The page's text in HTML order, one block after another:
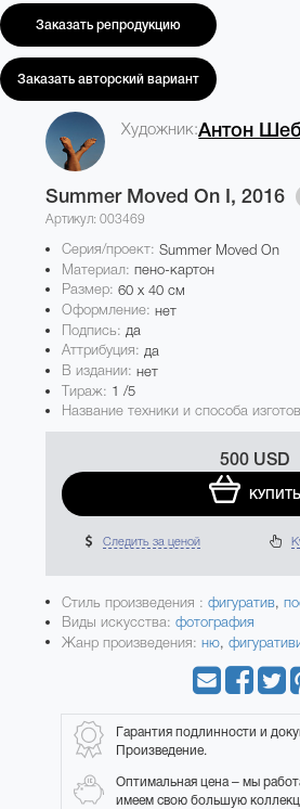
Заказать репродукцию
Заказать авторский вариант
Художник:Антон
Summer Moved On I, 2016
Артикул: 003469
Серия/проект:Summer Moved On
Материал: пено-картон
Размер: 60 x 40 см
Оформление:нет
Подпись: да
Аттрибуция: да
В издании:нет
Тираж: 1 /5
Название техники и способа
500 USD
КУПИТЬ
Следить за ценой
Стиль произведения : фигуратив,
Виды искусства:фотография
Жанр произведения: ню,
Гарантия подлинности и
Произведение.
Оптимальная цена – мы
имеем свою большую